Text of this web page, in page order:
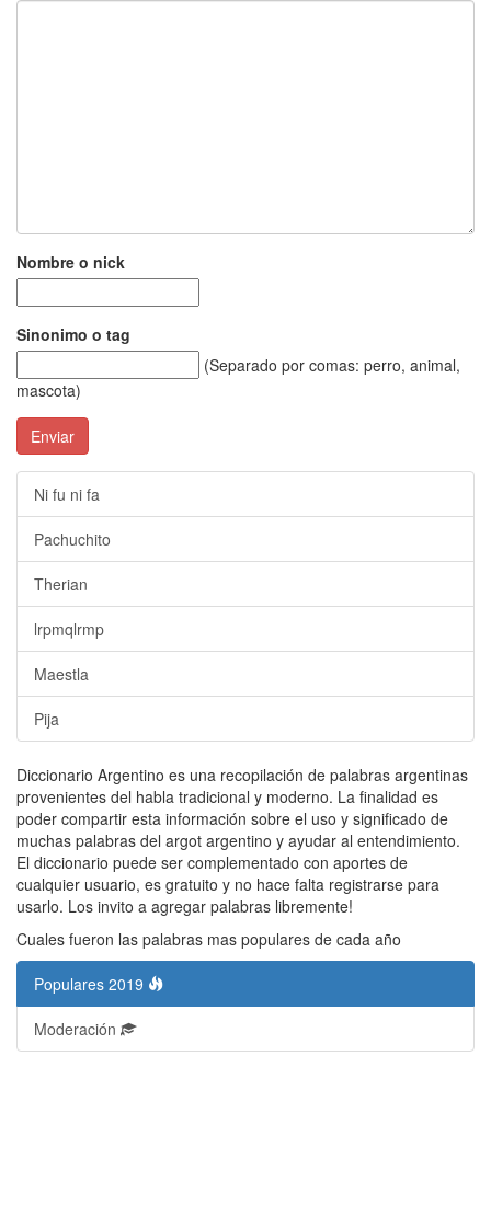
Nombre o nick
Sinonimo o tag
(Separado por comas: perro, animal,
mascota)
Enviar
Ni fu ni fa
Pachuchito
Therian
lrpmqlrmp
Maestla
Pija
Diccionario Argentino es una recopilación de palabras argentinas
provenientes del habla tradicional y moderno. La finalidad es
poder compartir esta información sobre el uso y significado de
muchas palabras del argot argentino y ayudar al entendimiento.
El diccionario puede ser complementado con aportes de
cualquier usuario, es gratuito y no hace falta registrarse para
usarlo. Los invito a agregar palabras libremente!
Cuales fueron las palabras mas populares de cada año
Populares 2019
Moderación